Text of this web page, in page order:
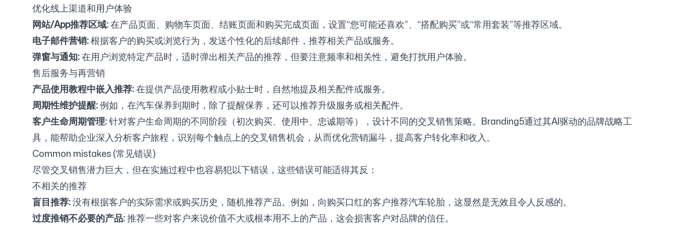
优化线上渠道和用户体验
网站/App推荐区域:在产品页面、购物车页面、结账页面和购买完成页面，设置“您可能还喜欢”、“搭配购买”或“常用套装”等推荐区域。
电子邮件营销:根据客户的购买或浏览行为，发送个性化的后续邮件，推荐相关产品或服务。
弹窗与通知:在用户浏览特定产品时，适时弹出相关产品的推荐，但要注意频率和相关性，避免打扰用户体验。
售后服务与再营销
产品使用教程中嵌入推荐:在提供产品使用教程或小贴士时，自然地提及相关配件或服务。
周期性维护提醒:例如，在汽车保养到期时，除了提醒保养，还可以推荐升级服务或相关配件。
客户生命周期管理:针对客户生命周期的不同阶段（初次购买、使用中、忠诚期等），设计不同的交叉销售策略。Branding5通过其AI驱动的品牌战略工
具，能帮助企业深入分析客户旅程，识别每个触点上的交叉销售机会，从而优化营销漏斗，提高客户转化率和收入。
Common mistakes (常见错误)
尽管交叉销售潜力巨大，但在实施过程中也容易犯以下错误，这些错误可能适得其反：
不相关的推荐
盲目推荐:没有根据客户的实际需求或购买历史，随机推荐产品。例如，向购买口红的客户推荐汽车轮胎，这显然是无效且令人反感的。
过度推销不必要的产品:推荐一些对客户来说价值不大或根本用不上的产品，这会损害客户对品牌的信任。